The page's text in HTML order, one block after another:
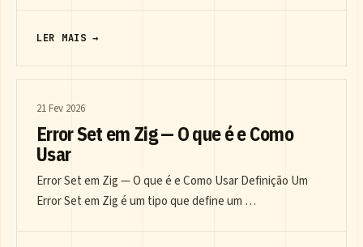
LER MAIS →
21 Fev 2026
Error Set em Zig — O que é e Como
Usar
Error Set em Zig — O que é e Como Usar Definição Um
Error Set em Zig é um tipo que define um …